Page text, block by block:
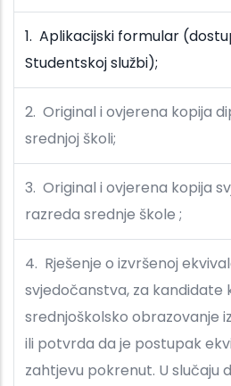
1. Aplikacijski formular
Studentskoj službi);
2. Original i ovjerena kopija
srednjoj školi;
3. Original i ovjerena kopija
razreda srednje škole ;
4. Rješenje o izvršenoj
svjedočanstva, za kandidate
srednjoškolsko obrazovanje
ili potvrda da je postupak
zahtjevu pokrenut. U slučaju